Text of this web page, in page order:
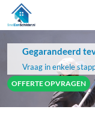
Gegarandeerd
Vraag in enkele
OFFERTE OPVRAGEN